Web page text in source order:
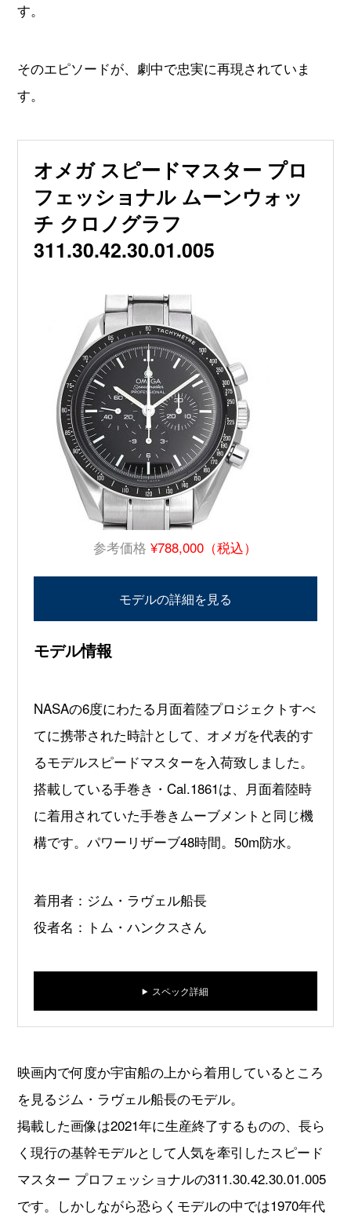
す。
そのエピソードが、劇中で忠実に再現されていま
す。
オメガ スピードマスター プロ
フェッショナル ムーンウォッ
チ クロノグラフ
311.30.42.30.01.005
参考価格 ¥788,000（税込）
モデルの詳細を見る
モデル情報
NASAの6度にわたる月面着陸プロジェクトすべ
てに携帯された時計として、オメガを代表的す
るモデルスピードマスターを入荷致しました。
搭載している手巻き・Cal.1861は、月面着陸時
に着用されていた手巻きムーブメントと同じ機
構です。パワーリザーブ48時間。50m防水。
着用者：ジム・ラヴェル船長
役者名：トム・ハンクスさん
スペック詳細
映画内で何度か宇宙船の上から着用しているところ
を見るジム・ラヴェル船長のモデル。
掲載した画像は2021年に生産終了するものの、長ら
く現行の基幹モデルとして人気を牽引したスピード
マスター プロフェッショナルの311.30.42.30.01.005
です。しかしながら恐らくモデルの中では1970年代